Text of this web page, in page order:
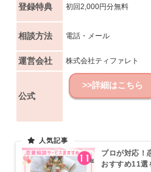
登録特典 初回2,000円分無料
相談方法 電話・メール
運営会社 株式会社ティファレト
公式
>>詳細はこちら
プロが対応！
おすすめ11選